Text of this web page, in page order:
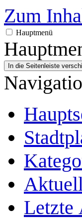
Zum
Hauptmenü
In die Seitenleiste
Letzte